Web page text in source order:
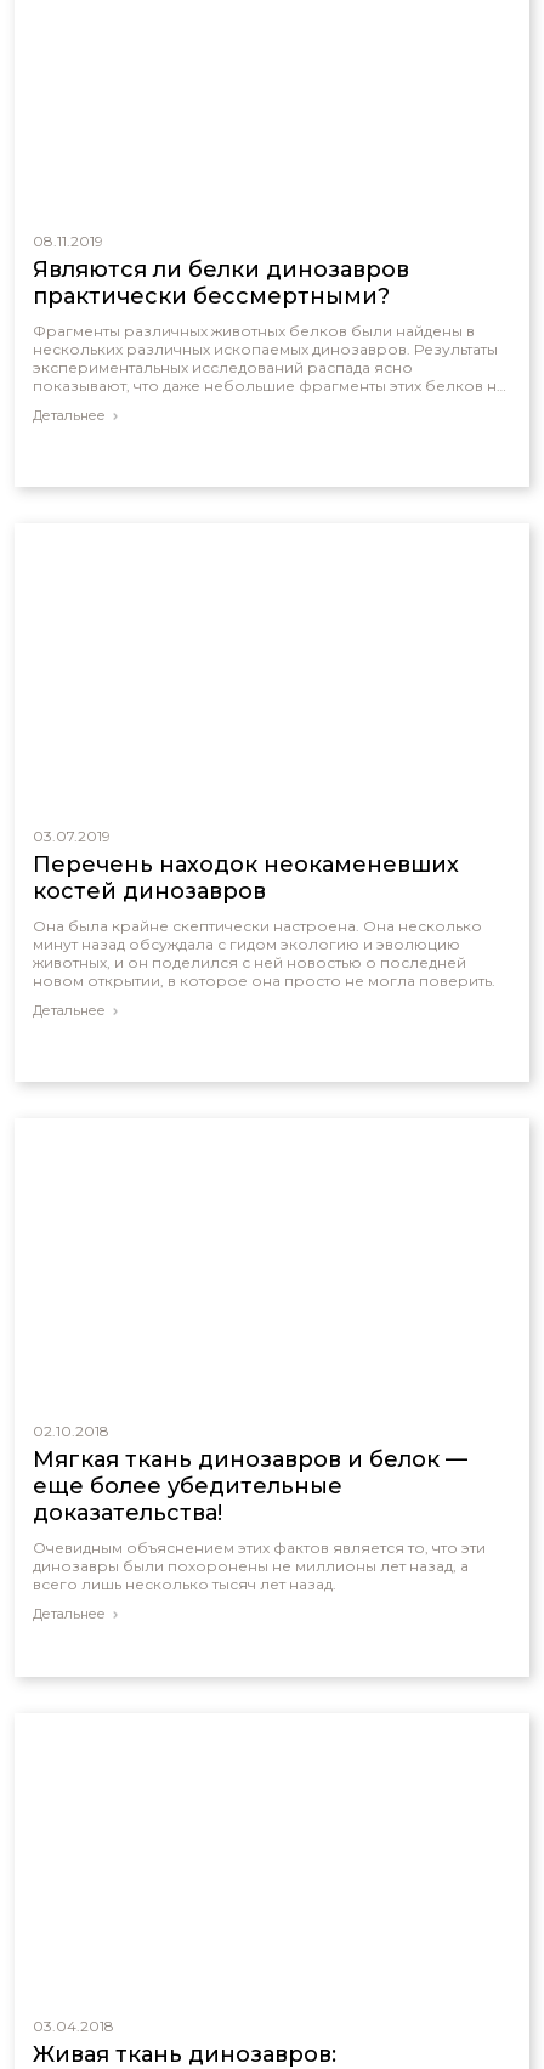
08.11.2019
Являются ли белки динозавров
практически бессмертными?
Фрагменты различных животных белков были найдены в
нескольких различных ископаемых динозавров. Результаты
экспериментальных исследований распада ясно
показывают, что даже небольшие фрагменты этих белков не
Детальнее
03.07.2019
Перечень находок неокаменевших
костей динозавров
Она была крайне скептически настроена. Она несколько
минут назад обсуждала с гидом экологию и эволюцию
животных, и он поделился с ней новостью о последней
новом открытии, в которое она просто не могла поверить.
Детальнее
02.10.2018
Мягкая ткань динозавров и белок —
еще более убедительные
доказательства!
Очевидным объяснением этих фактов является то, что эти
динозавры были похоронены не миллионы лет назад, а
всего лишь несколько тысяч лет назад.
Детальнее
03.04.2018
Живая ткань динозавров: